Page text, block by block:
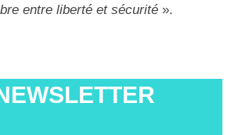
entre liberté et sécurité».